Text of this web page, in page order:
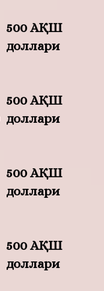
500 АҚШ
доллари
500 АҚШ
доллари
500 АҚШ
доллари
500 АҚШ
доллари